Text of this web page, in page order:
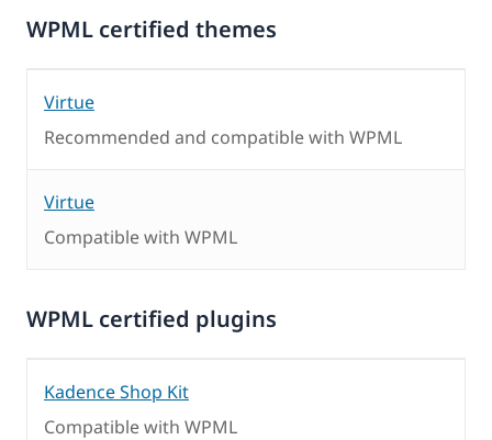
WPML certified themes
Virtue
Recommended and compatible with WPML
Virtue
Compatible with WPML
WPML certified plugins
Kadence Shop Kit
Compatible with WPML